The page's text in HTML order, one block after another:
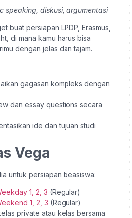
speaking, diskusi, argumentasi
buat persiapan LPDP, Erasmus,
di mana kamu harus bisa
dengan jelas dan tajam.
gagasan kompleks dengan
dan essay questions secara
ide dan tujuan studi
Vega
untuk persiapan beasiswa:
1, 2, 3 (Regular)
1, 2, 3 (Regular)
private atau kelas bersama